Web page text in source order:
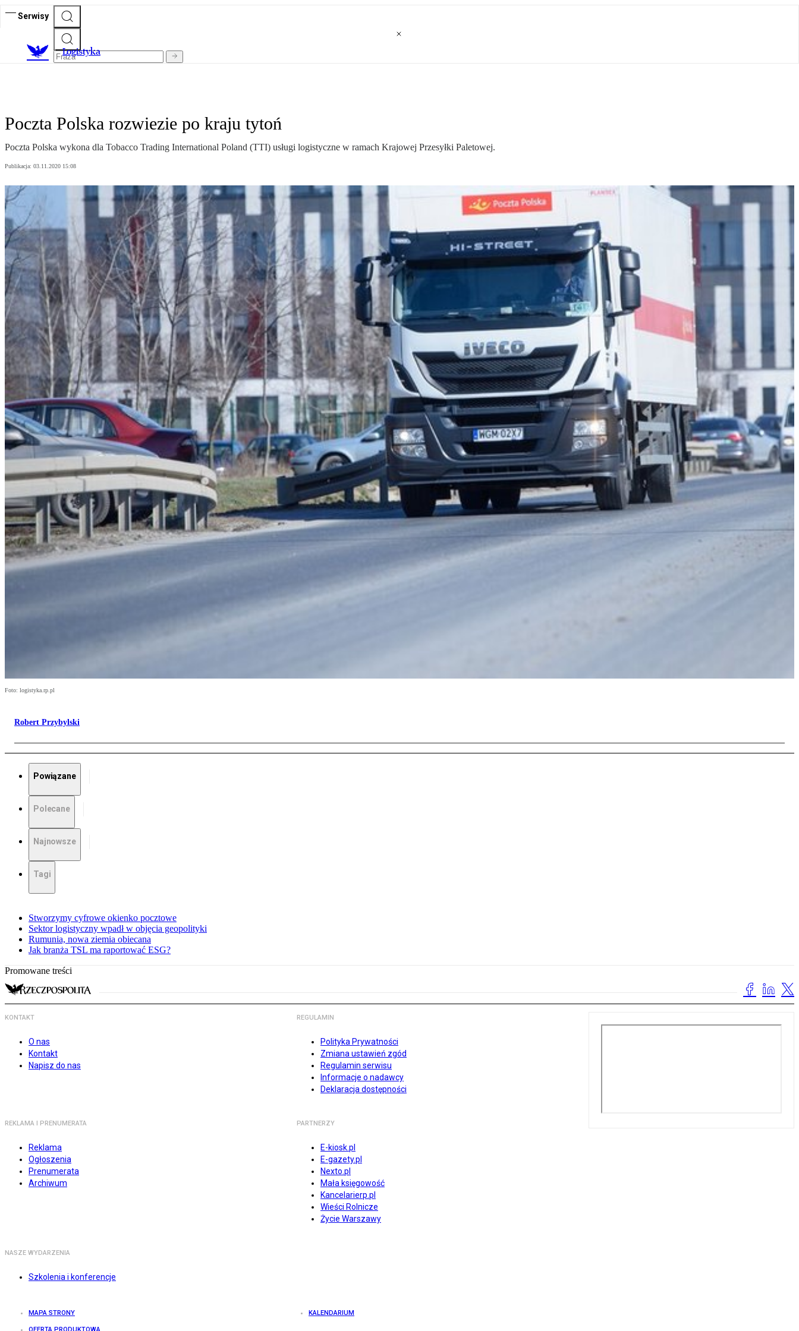
Serwisy
Logistyka
Poczta Polska rozwiezie po kraju tytoń
Poczta Polska wykona dla Tobacco Trading International Poland (TTI) usługi logistyczne w ramach Krajowej Przesyłki Paletowej.
Publikacja: 03.11.2020 15:08
Foto: logistyka.rp.pl
Robert Przybylski
Powiązane
Polecane
Najnowsze
Tagi
Stworzymy cyfrowe okienko pocztowe
Sektor logistyczny wpadł w objęcia geopolityki
Rumunia, nowa ziemia obiecana
Jak branża TSL ma raportować ESG?
Promowane treści
KONTAKT
O nas
Kontakt
Napisz do nas
REGULAMIN
Polityka Prywatności
Zmiana ustawień zgód
Regulamin serwisu
Informacje o nadawcy
Deklaracja dostępności
REKLAMA I PRENUMERATA
Reklama
Ogłoszenia
Prenumerata
Archiwum
PARTNERZY
E-kiosk.pl
E-gazety.pl
Nexto.pl
Mała księgowość
Kancelarierp.pl
Wieści Rolnicze
Życie Warszawy
NASZE WYDARZENIA
Szkolenia i konferencje
MAPA STRONY KALENDARIUM